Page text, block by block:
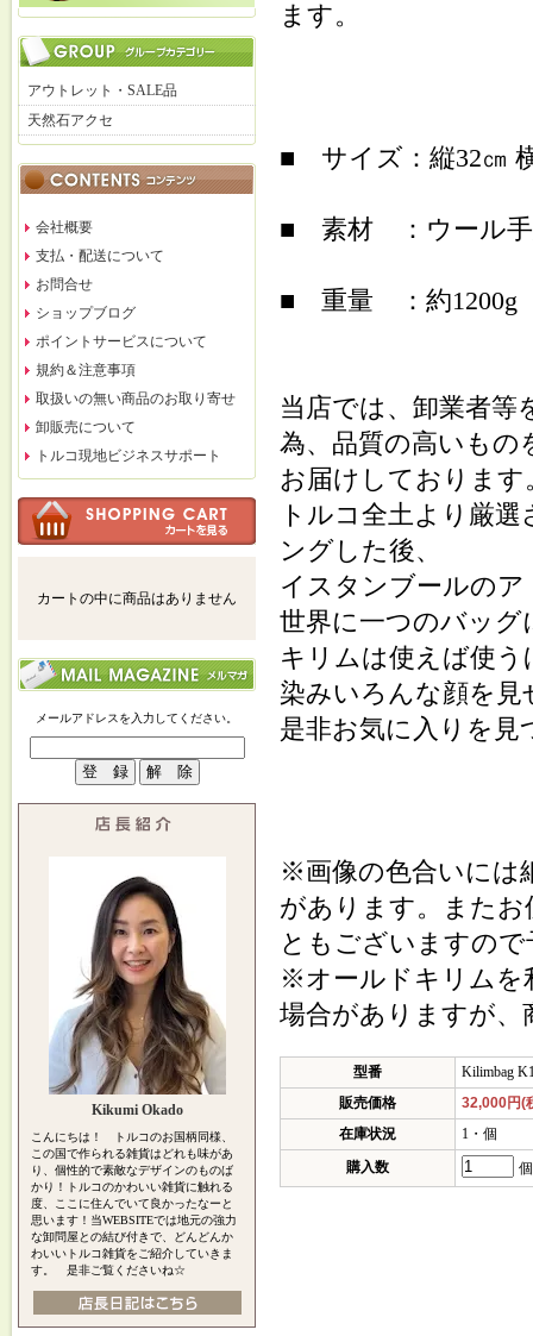
アウトレット・SALE品
天然石アクセ
会社概要
支払・配送について
お問合せ
ショップブログ
ポイントサービスについて
規約＆注意事項
取扱いの無い商品のお取り寄せ
卸販売について
トルコ現地ビジネスサポート
カートの中に商品はありません
メールアドレスを入力してください。
Kikumi Okado
こんにちは！ トルコのお国柄同様、
この国で作られる雑貨はどれも味があ
り、個性的で素敵なデザインのものば
かり！トルコのかわいい雑貨に触れる
度、ここに住んでいて良かったなーと
思います！当WEBSITEでは地元の強力
な卸問屋との結び付きで、どんどんか
わいいトルコ雑貨をご紹介していきま
す。 是非ご覧くださいね☆
ます。
■ サイズ：縦32㎝
■ 素材 ：ウール
■ 重量 ：約1200g
当店では、卸業者等
為、品質の高いもの
お届けしております
トルコ全土より厳
ングした後、
イスタンブールの
世界に一つのバッ
キリムは使えば使
染みいろんな顔を
是非お気に入りを
※画像の色合いには
があります。また
ともございますの
※オールドキリムを
場合がありますが、
型番
Kilimbag
販売価格
32,000円(
在庫状況
1・個
購入数
個